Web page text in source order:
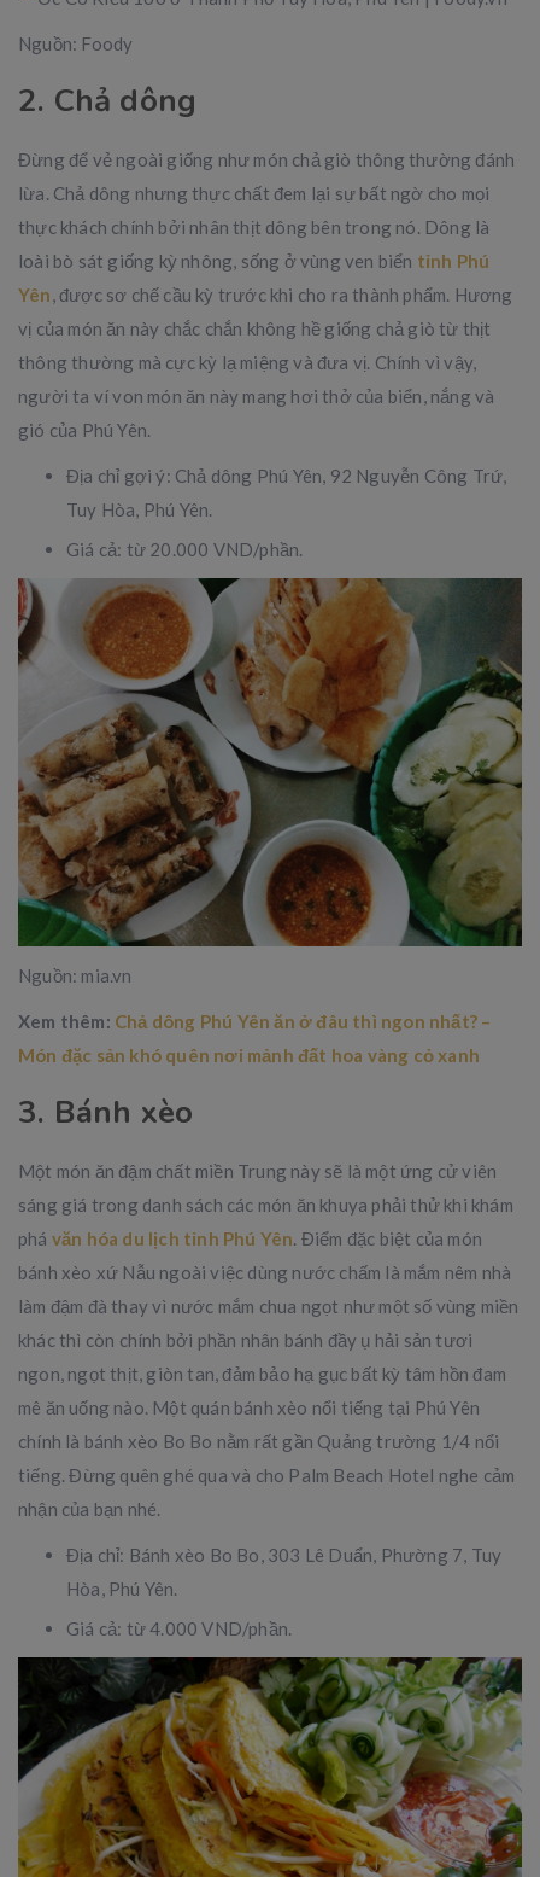
Nguồn: Foody
2. Chả dông
Đừng để vẻ ngoài giống như món chả giò thông thường đánh
lừa. Chả dông nhưng thực chất đem lại sự bất ngờ cho mọi
thực khách chính bởi nhân thịt dông bên trong nó. Dông là
loài bò sát giống kỳ nhông, sống ở vùng ven biển tỉnh Phú
Yên, được sơ chế cầu kỳ trước khi cho ra thành phẩm. Hương
vị của món ăn này chắc chắn không hề giống chả giò từ thịt
thông thường mà cực kỳ lạ miệng và đưa vị. Chính vì vậy,
người ta ví von món ăn này mang hơi thở của biển, nắng và
gió của Phú Yên.
Địa chỉ gợi ý: Chả dông Phú Yên, 92 Nguyễn Công Trứ,
Tuy Hòa, Phú Yên.
Giá cả: từ 20.000 VND/phần.
Nguồn: mia.vn
Xem thêm: Chả dông Phú Yên ăn ở đâu thì ngon nhất? –
Món đặc sản khó quên nơi mảnh đất hoa vàng cỏ xanh
3. Bánh xèo
Một món ăn đậm chất miền Trung này sẽ là một ứng cử viên
sáng giá trong danh sách các món ăn khuya phải thử khi khám
phá văn hóa du lịch tỉnh Phú Yên. Điểm đặc biệt của món
bánh xèo xứ Nẫu ngoài việc dùng nước chấm là mắm nêm nhà
làm đậm đà thay vì nước mắm chua ngọt như một số vùng miền
khác thì còn chính bởi phần nhân bánh đầy ụ hải sản tươi
ngon, ngọt thịt, giòn tan, đảm bảo hạ gục bất kỳ tâm hồn đam
mê ăn uống nào. Một quán bánh xèo nổi tiếng tại Phú Yên
chính là bánh xèo Bo Bo nằm rất gần Quảng trường 1/4 nổi
tiếng. Đừng quên ghé qua và cho Palm Beach Hotel nghe cảm
nhận của bạn nhé.
Địa chỉ: Bánh xèo Bo Bo, 303 Lê Duẩn, Phường 7, Tuy
Hòa, Phú Yên.
Giá cả: từ 4.000 VND/phần.